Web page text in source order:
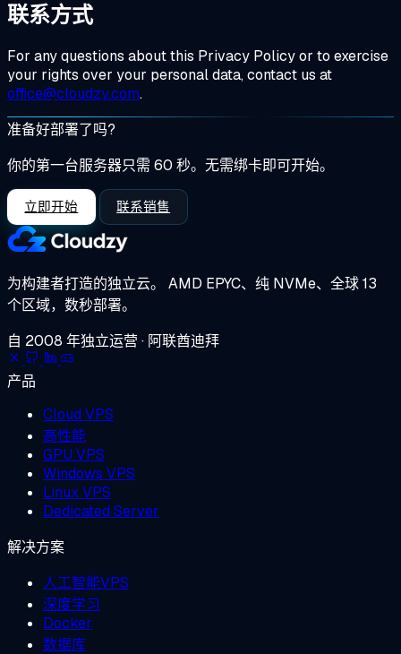
联系方式
For any questions about this Privacy Policy or to exercise
your rights over your personal data, contact us at
office@cloudzy.com.
准备好部署了吗?
你的第一台服务器只需 60 秒。无需绑卡即可开始。
立即开始 联系销售
为构建者打造的独立云。 AMD EPYC、纯 NVMe、全球 13
个区域，数秒部署。
自 2008 年独立运营 · 阿联酋迪拜
产品
Cloud VPS
高性能
GPU VPS
Windows VPS
Linux VPS
Dedicated Server
解决方案
人工智能VPS
深度学习
Docker
数据库